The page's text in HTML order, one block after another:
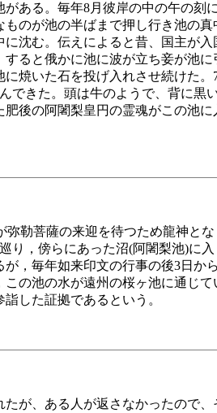
ある。毎年8月彼岸の中の午の刻に
のが池の半ばまで押し行き池の真
沈む。伝えによると昔、国主が入
ると俄かに池に波が立ち妾が池に
焼いた石を投げ入れさせ続けた。
できた。頭は牛のようで、背に黒
後の阿闍梨皇円の霊魂がこの池に
弥勒菩薩の来迎を待つため龍神とな
り，傍らにあった沼(阿闍梨池)に入
，毎年如来印文の行事の後3日から
の池の水が遠州の桜ヶ池に通じて
した証拠であるという。
が、ある人が返さなかったので、